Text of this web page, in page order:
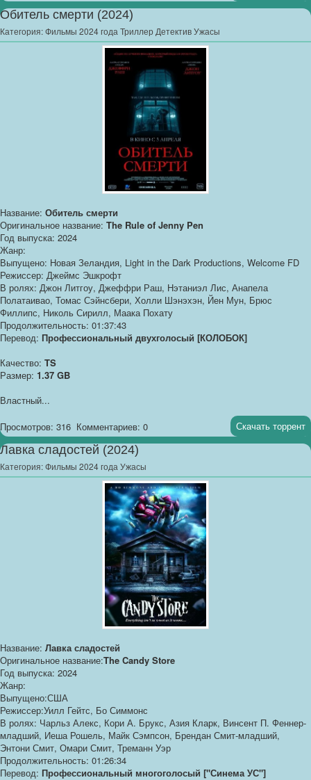
Обитель смерти (2024)
Категория:Фильмы 2024 года Триллер Детектив Ужасы
Название: Обитель смерти
Оригинальное название: The Rule of Jenny Pen
Год выпуска: 2024
Жанр:
Выпущено: Новая Зеландия, Light in the Dark Productions, Welcome FD
Режиссер: Джеймс Эшкрофт
В ролях: Джон Литгоу, Джеффри Раш, Нэтаниэл Лис, Анапела
Полатаивао, Томас Сэйнсбери, Холли Шэнэхэн, Йен Мун, Брюс
Филлипс, Николь Сирилл, Маака Похату
Продолжительность: 01:37:43
Перевод: Профессиональный двухголосый [КОЛОБОК]
Качество: TS
Размер: 1.37 GB
Властный...
Просмотров: 316 Комментариев: 0 Скачать торрент
Лавка сладостей (2024)
Категория:Фильмы 2024 года Ужасы
Название: Лавка сладостей
Оригинальное название:The Candy Store
Год выпуска: 2024
Жанр:
Выпущено:США
Режиссер:Уилл Гейтс, Бо Симмонс
В ролях: Чарльз Алекс, Кори А. Брукс, Азия Кларк, Винсент П. Феннер-
младший, Иеша Рошель, Майк Сэмпсон, Брендан Смит-младший,
Энтони Смит, Омари Смит, Треманн Уэр
Продолжительность: 01:26:34
Перевод: Профессиональный многоголосый ["Синема УС"]